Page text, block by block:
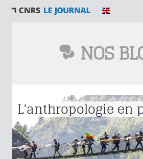
NOS
L’anthropologie en